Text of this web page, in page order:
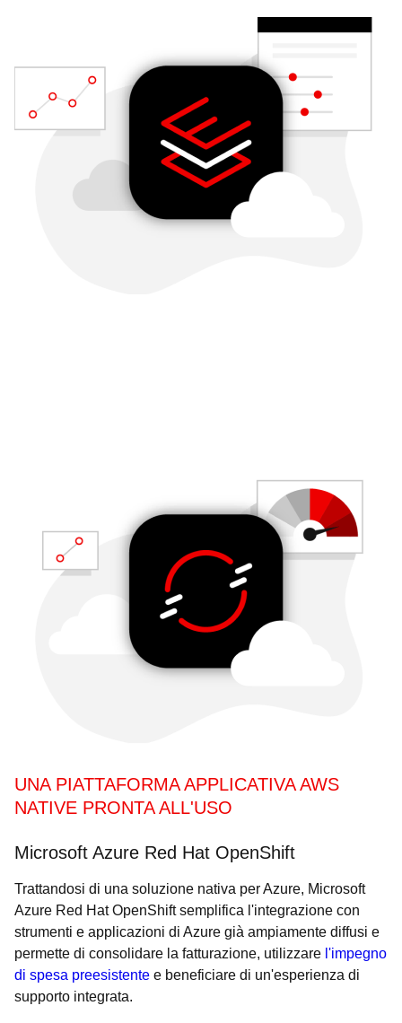
UNA PIATTAFORMA APPLICATIVA AWS
NATIVE PRONTA ALL'USO
Microsoft Azure Red Hat OpenShift
Trattandosi di una soluzione nativa per Azure, Microsoft
Azure Red Hat OpenShift semplifica l'integrazione con
strumenti e applicazioni di Azure già ampiamente diffusi e
permette di consolidare la fatturazione, utilizzare l'impegno
di spesa preesistente e beneficiare di un'esperienza di
supporto integrata.